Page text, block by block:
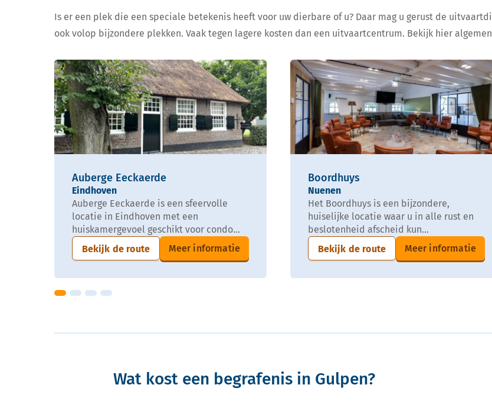
Is er een plek die een speciale betekenis heeft voor uw dierbare of u? Daar mag u gerust de
ook volop bijzondere plekken. Vaak tegen lagere kosten dan een uitvaartcentrum. Bekijk hier
Auberge Eeckaerde
Eindhoven
Auberge Eeckaerde is een sfeervolle
locatie in Eindhoven met een
huiskamergevoel geschikt voor condo...
Bekijk de route
Meer informatie
Boordhuys
Nuenen
Het Boordhuys is een bijzondere,
huiselijke locatie waar u in alle rust en
beslotenheid afscheid kun...
Bekijk de route
Meer informatie
Wat kost een begrafenis in Gulpen?